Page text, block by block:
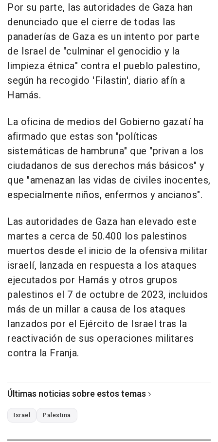
Por su parte, las autoridades de Gaza han
denunciado que el cierre de todas las
panaderías de Gaza es un intento por parte
de Israel de "culminar el genocidio y la
limpieza étnica" contra el pueblo palestino,
según ha recogido 'Filastin', diario afín a
Hamás.
La oficina de medios del Gobierno gazatí ha
afirmado que estas son "políticas
sistemáticas de hambruna" que "privan a los
ciudadanos de sus derechos más básicos" y
que "amenazan las vidas de civiles inocentes,
especialmente niños, enfermos y ancianos".
Las autoridades de Gaza han elevado este
martes a cerca de 50.400 los palestinos
muertos desde el inicio de la ofensiva militar
israelí, lanzada en respuesta a los ataques
ejecutados por Hamás y otros grupos
palestinos el 7 de octubre de 2023, incluidos
más de un millar a causa de los ataques
lanzados por el Ejército de Israel tras la
reactivación de sus operaciones militares
contra la Franja.
Últimas noticias sobre estos temas
Israel Palestina